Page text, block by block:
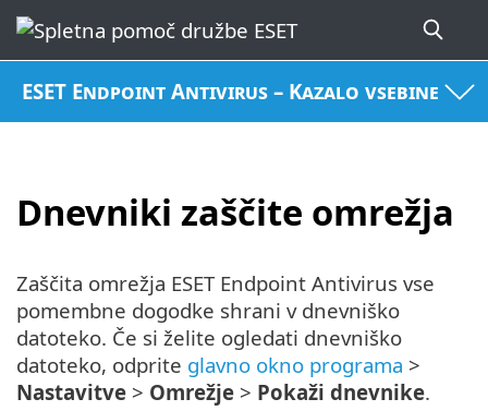
ESET Endpoint Antivirus – Kazalo vsebine
Dnevniki zaščite omrežja
Zaščita omrežja ESET Endpoint Antivirus vse
pomembne dogodke shrani v dnevniško
datoteko. Če si želite ogledati dnevniško
datoteko, odprite glavno okno programa >
Nastavitve > Omrežje > Pokaži dnevnike.